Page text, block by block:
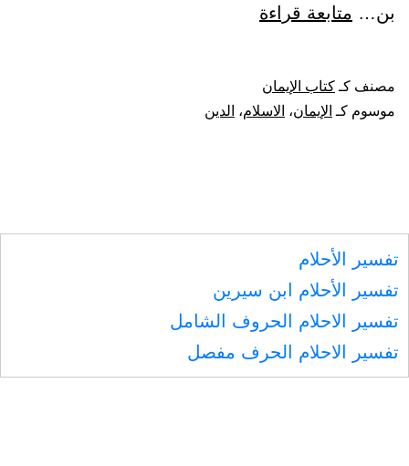
بن… متابعة قراءة
أن
ربا
دينا
وبمحمد
رسولا
فهو
مصنف كـ كتاب الإيمان
موسوم كـ الإيمان، الاسلام، الدين
تفسير الأحلام
تفسير الأحلام ابن سيرين
تفسير الاحلام الحروف الشامل
تفسير الاحلام الحرف مفصل